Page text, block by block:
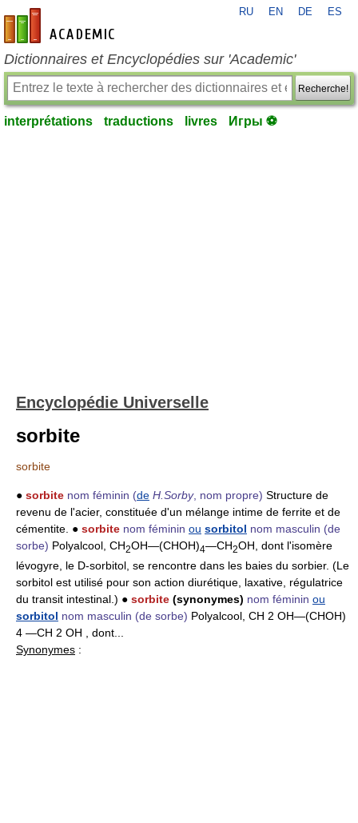
fr-academic.com
RU EN DE ES
Dictionnaires et Encyclopédies sur 'Academic'
Recherche!
interprétations traductions livres Игры ⚽
Encyclopédie Universelle
sorbite
sorbite
● sorbite nom féminin (de H.Sorby, nom propre) Structure de
revenu de l'acier, constituée d'un mélange intime de ferrite et de
cémentite. ● sorbite nom féminin ou sorbitol nom masculin (de
sorbe) Polyalcool, CH2OH―(CHOH)4―CH2OH, dont l'isomère
lévogyre, le D-sorbitol, se rencontre dans les baies du sorbier. (Le
sorbitol est utilisé pour son action diurétique, laxative, régulatrice
du transit intestinal.) ● sorbite (synonymes) nom féminin ou
sorbitol nom masculin (de sorbe) Polyalcool, CH 2 OH―(CHOH)
4 ―CH 2 OH , dont...
Synonymes :